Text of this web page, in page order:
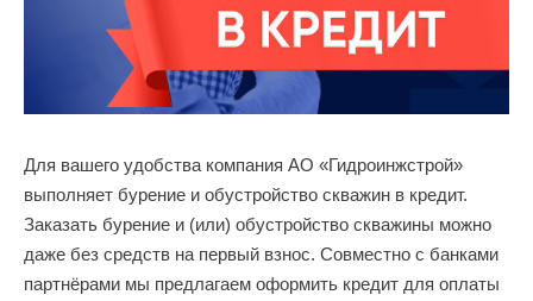
Для вашего удобства компания АО «Гидроинжстрой»
выполняет бурение и обустройство скважин в кредит.
Заказать бурение и (или) обустройство скважины можно
даже без средств на первый взнос. Совместно с банками
партнёрами мы предлагаем оформить кредит для оплаты